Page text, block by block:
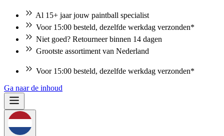
Al 15+ jaar jouw paintball specialist
Voor 15:00 besteld, dezelfde werkdag verzonden*
Niet goed? Retourneer binnen 14 dagen
Grootste assortiment van Nederland
Voor 15:00 besteld, dezelfde werkdag verzonden*
Ga naar de inhoud